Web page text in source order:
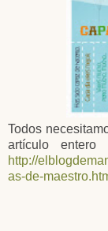
Todos
artículo
http://
as-de-